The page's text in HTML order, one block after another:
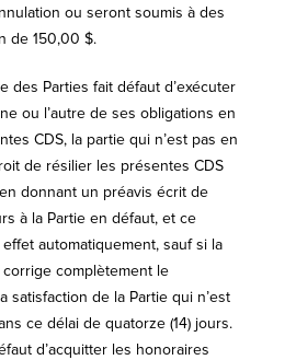
ou seront soumis à des
de 150,00 $.
des Parties fait défaut d’exécuter
ou l’autre de ses obligations en
CDS, la partie qui n’est pas en
de résilier les présentes CDS
donnant un préavis écrit de
à la Partie en défaut, et ce
automatiquement, sauf si la
complètement le
satisfaction de la Partie qui n’est
ce délai de quatorze (14) jours.
d’acquitter les honoraires